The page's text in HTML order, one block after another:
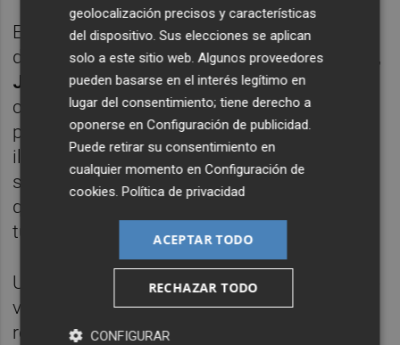
El vídeo de esta intervención ha sido
difundido por el cofundador de la formación,
Juan Carlos Monedero, quien a través de su
cuenta de twitter advertía al secretario
político del partido,Íñigo Errejón: "Poca
ilusión se recupera comparando a tu
secretario general con Hitler. ¡Cuidado Íñigo
que terminan llamándote populista los
tuyos".
Unos minutos después de que este vídeo se
viralizara, Montiel aseguraba que no se
reconocía en esas grabaciones: "Nunca
geolocalización precisos y características
del dispositivo. Sus elecciones se aplican
solo a este sitio web. Algunos proveedores
pueden basarse en el interés legítimo en
lugar del consentimiento; tiene derecho a
oponerse enConfiguración de publicidad
Puede retirar su consentimiento en
cualquier momento enConfiguración de
cookies .Política de privacidad
ACEPTAR TODO
RECHAZAR TODO
CONFIGURAR